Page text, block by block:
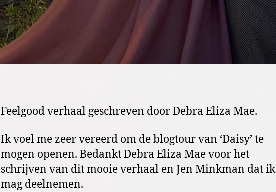
Feelgood verhaal geschreven door Debra Eliza Mae.
Ik voel me zeer vereerd om de blogtour van ‘Daisy’ te
mogen openen. Bedankt Debra Eliza Mae voor het
schrijven van dit mooie verhaal en Jen Minkman dat ik
mag deelnemen.